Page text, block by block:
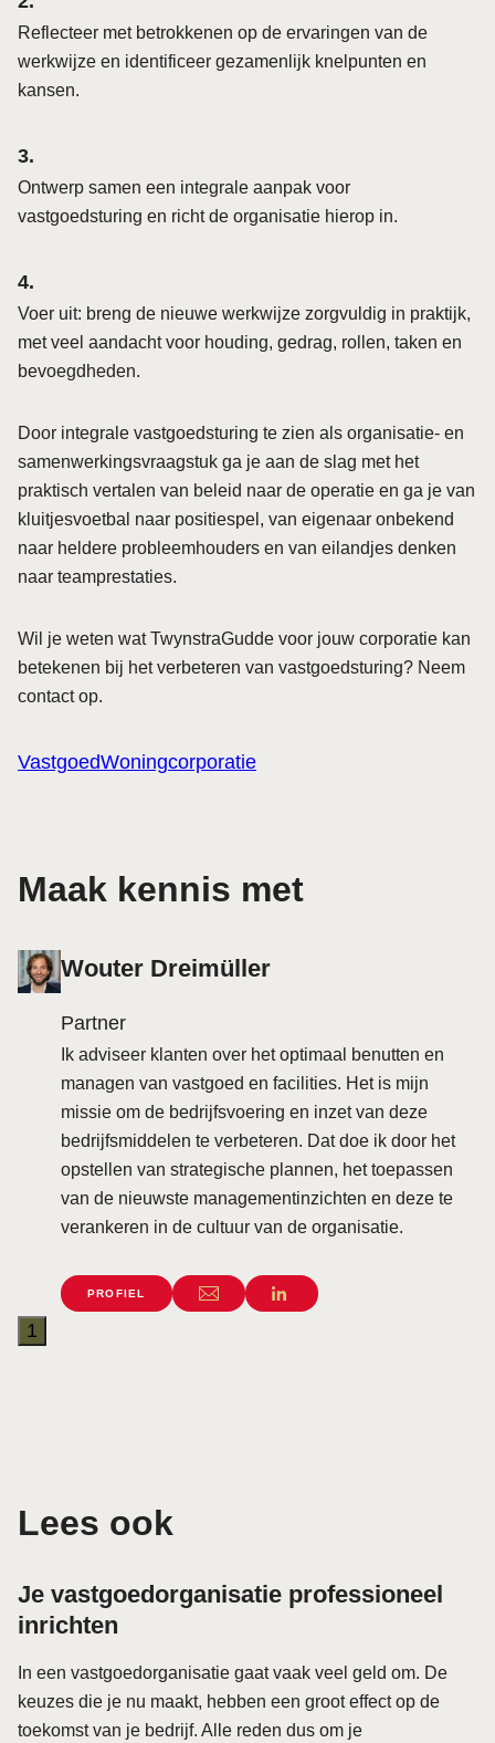
Reflecteer met betrokkenen op de ervaringen van de
werkwijze en identificeer gezamenlijk knelpunten en
kansen.
Ontwerp samen een integrale aanpak voor
vastgoedsturing en richt de organisatie hierop in.
Voer uit: breng de nieuwe werkwijze zorgvuldig in praktijk,
met veel aandacht voor houding, gedrag, rollen, taken en
bevoegdheden.
Door integrale vastgoedsturing te zien als organisatie- en
samenwerkingsvraagstuk ga je aan de slag met het
praktisch vertalen van beleid naar de operatie en ga je van
kluitjesvoetbal naar positiespel, van eigenaar onbekend
naar heldere probleemhouders en van eilandjes denken
naar teamprestaties.
Wil je weten wat TwynstraGudde voor jouw corporatie kan
betekenen bij het verbeteren van vastgoedsturing? Neem
contact op.
VastgoedWoningcorporatie
Maak kennis met
Wouter Dreimüller
Partner
Ik adviseer klanten over het optimaal benutten en
managen van vastgoed en facilities. Het is mijn
missie om de bedrijfsvoering en inzet van deze
bedrijfsmiddelen te verbeteren. Dat doe ik door het
opstellen van strategische plannen, het toepassen
van de nieuwste managementinzichten en deze te
verankeren in de cultuur van de organisatie.
PROFIEL
1
Lees ook
Je vastgoedorganisatie professioneel
inrichten
In een vastgoedorganisatie gaat vaak veel geld om. De
keuzes die je nu maakt, hebben een groot effect op de
toekomst van je bedrijf. Alle reden dus om je